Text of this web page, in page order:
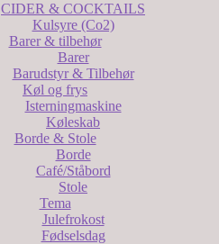
CIDER & COCKTAILS
Kulsyre (Co2)
Barer & tilbehør
Barer
Barudstyr & Tilbehør
Køl og frys
Isterningmaskine
Køleskab
Borde & Stole
Borde
Café/Ståbord
Stole
Tema
Julefrokost
Fødselsdag